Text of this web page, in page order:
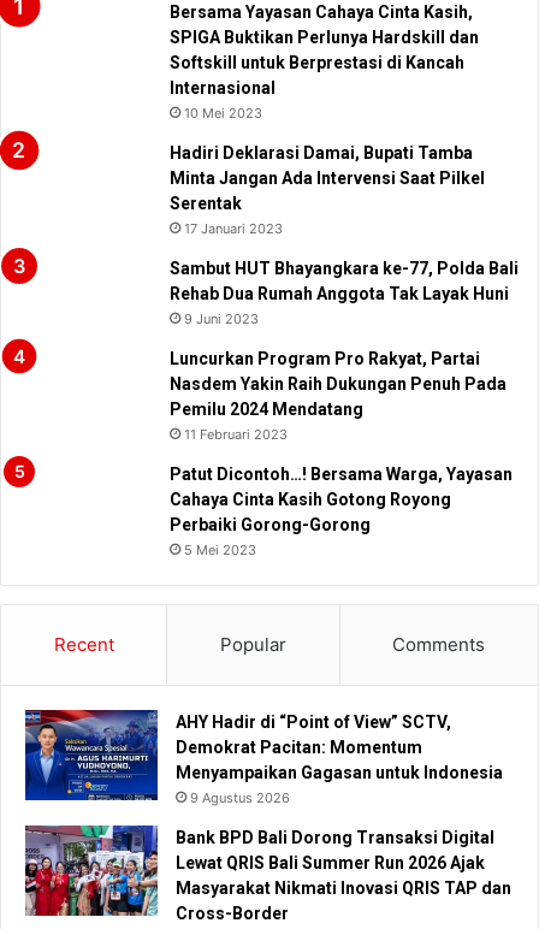
Bersama Yayasan Cahaya Cinta Kasih,
SPIGA Buktikan Perlunya Hardskill dan
Softskill untuk Berprestasi di Kancah
Internasional
10 Mei 2023
Hadiri Deklarasi Damai, Bupati Tamba
Minta Jangan Ada Intervensi Saat Pilkel
Serentak
17 Januari 2023
Sambut HUT Bhayangkara ke-77, Polda Bali
Rehab Dua Rumah Anggota Tak Layak Huni
9 Juni 2023
Luncurkan Program Pro Rakyat, Partai
Nasdem Yakin Raih Dukungan Penuh Pada
Pemilu 2024 Mendatang
11 Februari 2023
Patut Dicontoh…! Bersama Warga, Yayasan
Cahaya Cinta Kasih Gotong Royong
Perbaiki Gorong-Gorong
5 Mei 2023
Recent Popular Comments
AHY Hadir di “Point of View” SCTV,
Demokrat Pacitan: Momentum
Menyampaikan Gagasan untuk Indonesia
9 Agustus 2026
Bank BPD Bali Dorong Transaksi Digital
Lewat QRIS Bali Summer Run 2026 Ajak
Masyarakat Nikmati Inovasi QRIS TAP dan
Cross-Border